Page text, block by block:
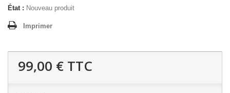
État : Nouveau produit
Imprimer
99,00 € TTC